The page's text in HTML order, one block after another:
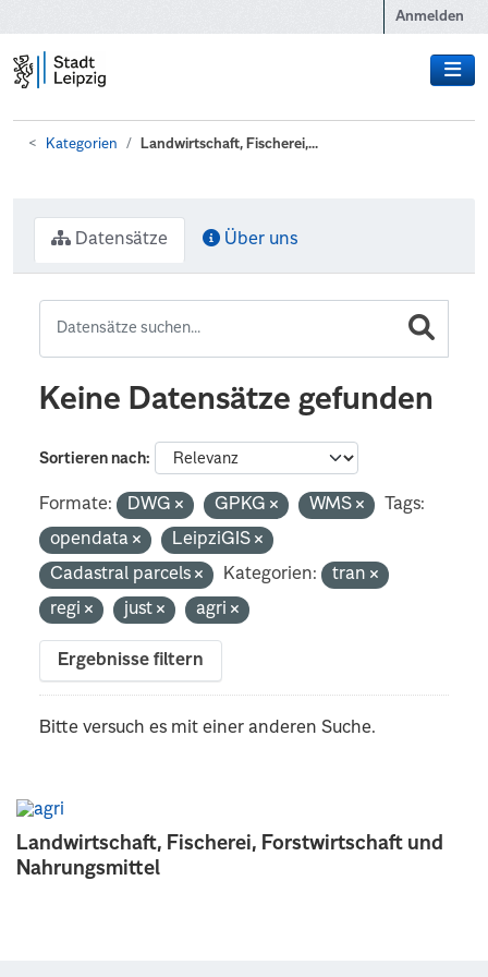
Anmelden
Kategorien Landwirtschaft, Fischerei,...
Landwirtschaft, Fischerei, Forstwirtschaft und
Nahrungsmittel
Datensätze Über uns
Keine Datensätze gefunden
Sortieren nach
Formate: DWG GPKG WMS
Tags:
opendata
LeipziGIS
Cadastral parcels
Kategorien:
tran
regi
just agri
Ergebnisse filtern
Bitte versuch es mit einer anderen Suche.